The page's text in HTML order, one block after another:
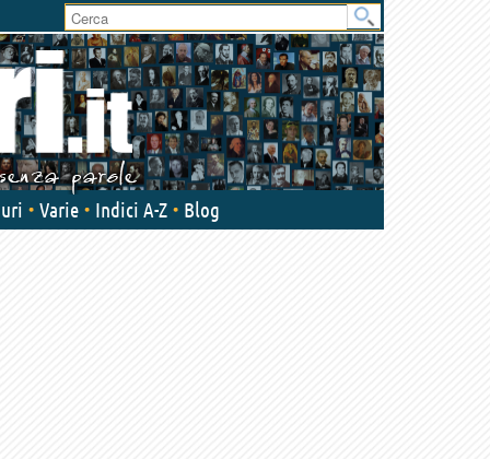
User
area
Varie Indici A-Z Blog